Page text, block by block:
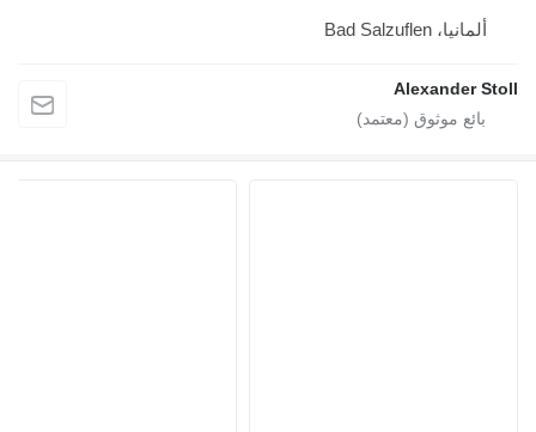
ألمانيا، Bad Salzuflen
Alexander Stoll